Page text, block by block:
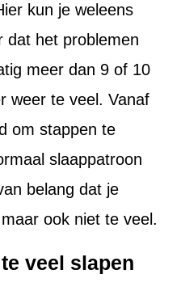
kun je weleens
dat het problemen
meer dan 9 of 10
weer te veel. Vanaf
om stappen te
slaappatroon
belang dat je
ook niet te veel.
veel slapen